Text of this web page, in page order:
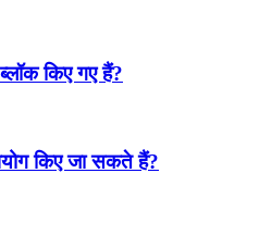
किए गए हैं?
किए जा सकते हैं?